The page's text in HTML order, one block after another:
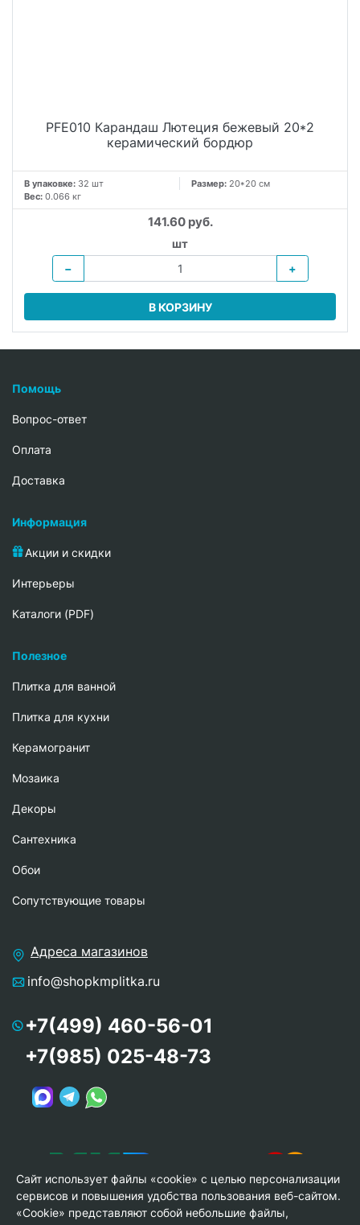
PFE010 Карандаш Лютеция бежевый 20*2
керамический бордюр
В упаковке: 32 шт Размер: 20*20 см
Вес: 0.066 кг
141.60 руб.
шт
−
+
В КОРЗИНУ
Помощь
Вопрос-ответ
Oплата
Доставка
Информация
Акции и скидки
Интерьеры
Каталоги (PDF)
Полезное
Плитка для ванной
Плитка для кухни
Керамогранит
Мозаика
Декоры
Сантехника
Обои
Сопутствующие товары
Адреса магазинов
info@shopkmplitka.ru
+7(499) 460-56-01
+7(985) 025-48-73
Сайт использует файлы «cookie» с целью персонализации
сервисов и повышения удобства пользования веб-сайтом.
«Cookie» представляют собой небольшие файлы,